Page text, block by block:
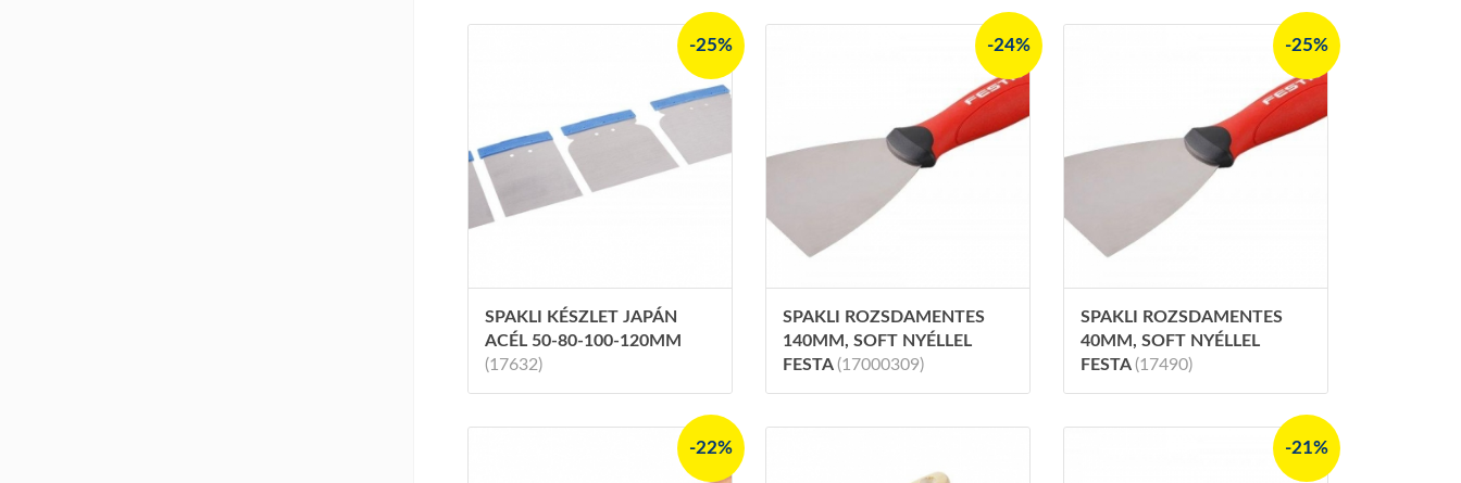
-25%
SPAKLI KÉSZLET JAPÁN
ACÉL 50-80-100-120MM
(17632)
-24%
SPAKLI ROZSDAMENTES
140MM, SOFT NYÉLLEL
FESTA(17000309)
-25%
SPAKLI ROZSDAMENTES
40MM, SOFT NYÉLLEL
FESTA(17490)
-22% -21%